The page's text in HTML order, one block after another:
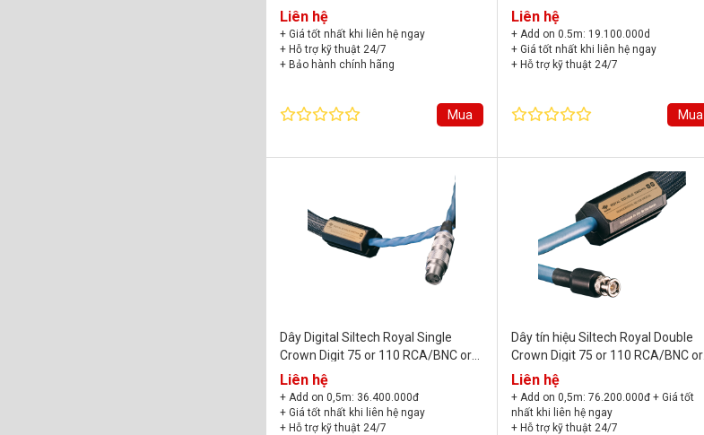
Excellence)
Liên hệ
+ Giá tốt nhất khi liên hệ ngay
+ Hỗ trợ kỹ thuật 24/7
+ Bảo hành chính hãng
Mua
Liên hệ
+ Add on 0.5m: 19.100.000d
+ Giá tốt nhất khi liên hệ ngay
+ Hỗ trợ kỹ thuật 24/7
Mua
Dây Digital Siltech Royal Single
Crown Digit 75 or 110 RCA/BNC or
XLR
Liên hệ
+ Add on 0,5m: 36.400.000đ
+ Giá tốt nhất khi liên hệ ngay
+ Hỗ trợ kỹ thuật 24/7
Dây tín hiệu Siltech Royal Double
Crown Digit 75 or 110 RCA/BNC or
XLR
Liên hệ
+ Add on 0,5m: 76.200.000đ + Giá tốt
nhất khi liên hệ ngay
+ Hỗ trợ kỹ thuật 24/7